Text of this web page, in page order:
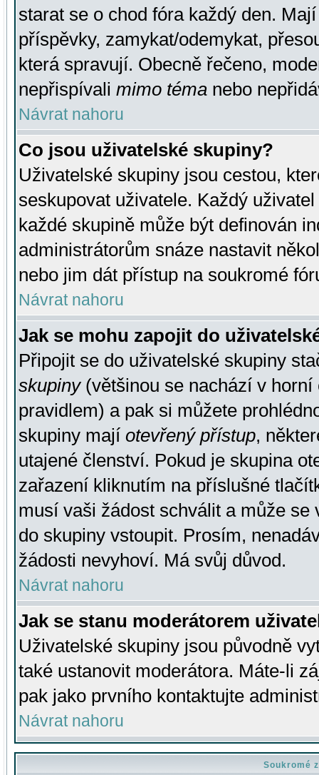
starat se o chod fóra každý den.
příspěvky, zamykat/odemykat,
která spravují. Obecně řečeno,
nepřispívali mimo téma nebo
Návrat nahoru
Co jsou uživatelské skupiny?
Uživatelské skupiny jsou cestou,
seskupovat uživatele. Každý
každé skupině může být definován
administrátorům snáze nastavit
nebo jim dát přístup na soukromé
Návrat nahoru
Jak se mohu zapojit do
Připojit se do uživatelské skupiny
skupiny(většinou se nachází v horní
pravidlem) a pak si můžete
skupiny mají otevřený přístup,
utajené členství. Pokud je skupina
zařazení kliknutím na příslušné
musí vaši žádost schválit a může se
do skupiny vstoupit. Prosím,
žádosti nevyhoví. Má svůj důvod.
Návrat nahoru
Jak se stanu moderátorem
Uživatelské skupiny jsou původně
také ustanovit moderátora. Máte-li
pak jako prvního kontaktujte
Návrat nahoru
Soukromé